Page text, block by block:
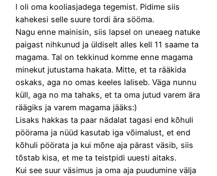
l oli oma kooliasjadega tegemist. Pidime siis
kahekesi selle suure tordi ära sööma.
Nagu enne mainisin, siis lapsel on uneaeg natuke
paigast nihkunud ja üldiselt alles kell 11 saame ta
magama. Tal on tekkinud komme enne magama
minekut jutustama hakata. Mitte, et ta rääkida
oskaks, aga no omas keeles laliseb. Väga nunnu
küll, aga no ma tahaks, et ta oma jutud varem ära
räägiks ja varem magama jääks:)
Lisaks hakkas ta paar nädalat tagasi end kõhuli
pöörama ja nüüd kasutab iga võimalust, et end
kõhuli pöörata ja kui mõne aja pärast väsib, siis
tõstab kisa, et me ta teistpidi uuesti aitaks.
Kui see suur väsimus ja oma aja puudumine välja